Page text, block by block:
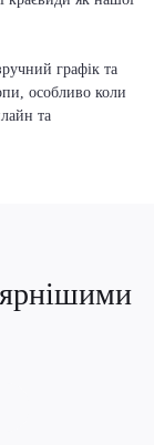
графік та
особливо коли
та